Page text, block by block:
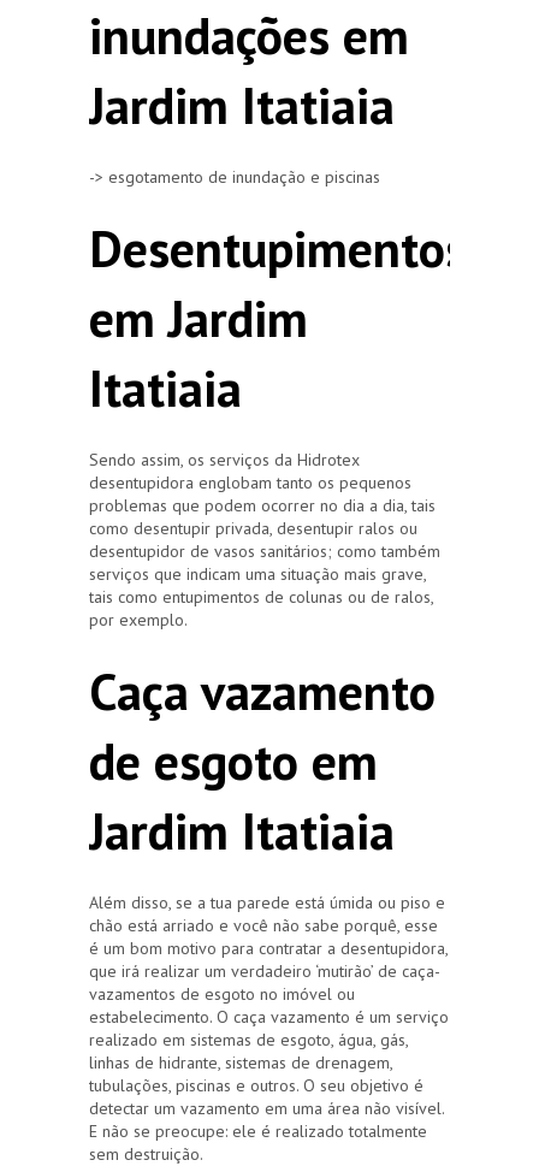
inundações em
Jardim Itatiaia
-> esgotamento de inundação e piscinas
Desentupimentos
em Jardim
Itatiaia
Sendo assim, os serviços da Hidrotex
desentupidora englobam tanto os pequenos
problemas que podem ocorrer no dia a dia, tais
como desentupir privada, desentupir ralos ou
desentupidor de vasos sanitários; como também
serviços que indicam uma situação mais grave,
tais como entupimentos de colunas ou de ralos,
por exemplo.
Caça vazamento
de esgoto em
Jardim Itatiaia
Além disso, se a tua parede está úmida ou piso e
chão está arriado e você não sabe porquê, esse
é um bom motivo para contratar a desentupidora,
que irá realizar um verdadeiro ‘mutirão’ de caça-
vazamentos de esgoto no imóvel ou
estabelecimento. O caça vazamento é um serviço
realizado em sistemas de esgoto, água, gás,
linhas de hidrante, sistemas de drenagem,
tubulações, piscinas e outros. O seu objetivo é
detectar um vazamento em uma área não visível.
E não se preocupe: ele é realizado totalmente
sem destruição.